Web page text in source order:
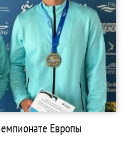
Европы